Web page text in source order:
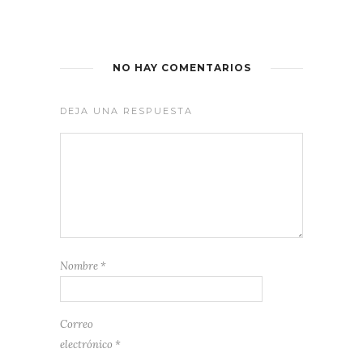
NO HAY COMENTARIOS
DEJA UNA RESPUESTA
Nombre *
Correo
electrónico *